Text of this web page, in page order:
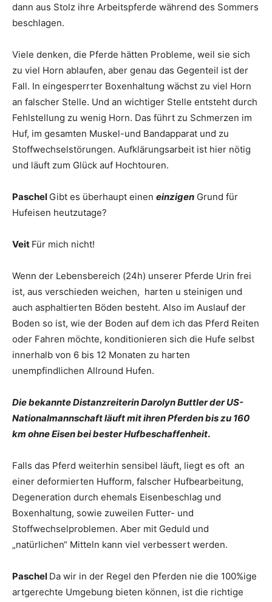
dann aus Stolz ihre Arbeitspferde während des Sommers
beschlagen.
Viele denken, die Pferde hätten Probleme, weil sie sich
zu viel Horn ablaufen, aber genau das Gegenteil ist der
Fall. In eingesperrter Boxenhaltung wächst zu viel Horn
an falscher Stelle. Und an wichtiger Stelle entsteht durch
Fehlstellung zu wenig Horn. Das führt zu Schmerzen im
Huf, im gesamten Muskel-und Bandapparat und zu
Stoffwechselstörungen. Aufklärungsarbeit ist hier nötig
und läuft zum Glück auf Hochtouren.
Paschel Gibt es überhaupt einen einzigen Grund für
Hufeisen heutzutage?
Veit Für mich nicht!
Wenn der Lebensbereich (24h) unserer Pferde Urin frei
ist, aus verschieden weichen, harten u steinigen und
auch asphaltierten Böden besteht. Also im Auslauf der
Boden so ist, wie der Boden auf dem ich das Pferd Reiten
oder Fahren möchte, konditionieren sich die Hufe selbst
innerhalb von 6 bis 12 Monaten zu harten
unempfindlichen Allround Hufen.
Die bekannte Distanzreiterin Darolyn Buttler der US-
Nationalmannschaft läuft mit ihren Pferden bis zu 160
km ohne Eisen bei bester Hufbeschaffenheit.
Falls das Pferd weiterhin sensibel läuft, liegt es oft an
einer deformierten Hufform, falscher Hufbearbeitung,
Degeneration durch ehemals Eisenbeschlag und
Boxenhaltung, sowie zuweilen Futter- und
Stoffwechselproblemen. Aber mit Geduld und
„natürlichen“ Mitteln kann viel verbessert werden.
Paschel Da wir in der Regel den Pferden nie die 100%ige
artgerechte Umgebung bieten können, ist die richtige